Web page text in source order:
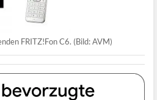
FRITZ!Fon C6. (Bild: AVM)